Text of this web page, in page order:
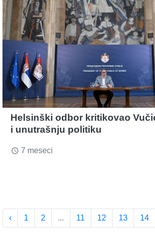
Helsinški odbor kritikovao
i unutrašnju politiku
access_time 7 meseci
‹ 1 2 ... 11 12 13 14